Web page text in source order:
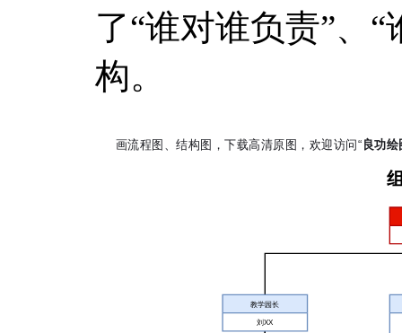
了“谁对谁负责”、
构。